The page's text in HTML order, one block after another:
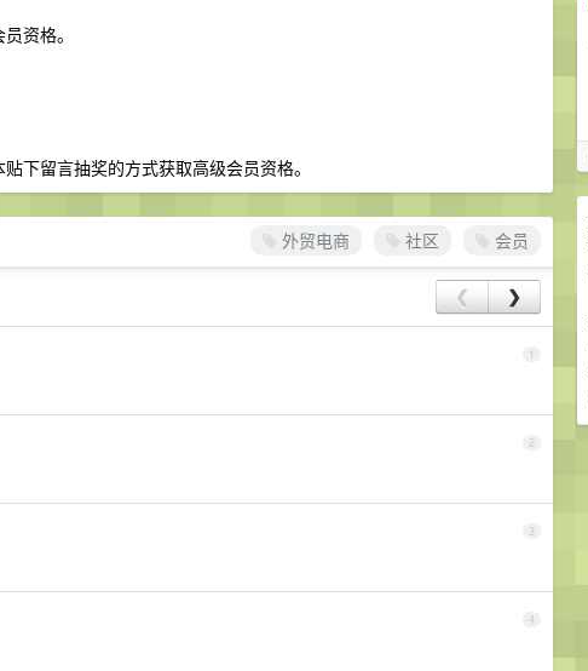
资格。
下留言抽奖的方式获取高级会员资格。
外贸电商 社区 会员
❮ ❯
1
2
3
4